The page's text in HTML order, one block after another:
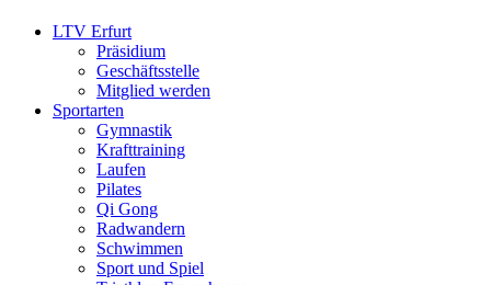
LTV Erfurt
Präsidium
Geschäftsstelle
Mitglied werden
Sportarten
Gymnastik
Krafttraining
Laufen
Pilates
Qi Gong
Radwandern
Schwimmen
Sport und Spiel